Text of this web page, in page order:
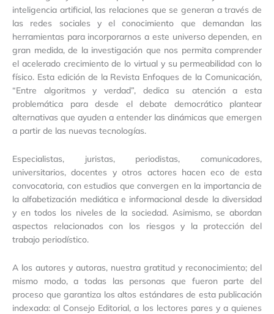
inteligencia artificial, las relaciones que se generan a través de
las redes sociales y el conocimiento que demandan las
herramientas para incorporarnos a este universo dependen, en
gran medida, de la investigación que nos permita comprender
el acelerado crecimiento de lo virtual y su permeabilidad con lo
físico. Esta edición de la Revista Enfoques de la Comunicación,
“Entre algoritmos y verdad”, dedica su atención a esta
problemática para desde el debate democrático plantear
alternativas que ayuden a entender las dinámicas que emergen
a partir de las nuevas tecnologías.
Especialistas, juristas, periodistas, comunicadores,
universitarios, docentes y otros actores hacen eco de esta
convocatoria, con estudios que convergen en la importancia de
la alfabetización mediática e informacional desde la diversidad
y en todos los niveles de la sociedad. Asimismo, se abordan
aspectos relacionados con los riesgos y la protección del
trabajo periodístico.
A los autores y autoras, nuestra gratitud y reconocimiento; del
mismo modo, a todas las personas que fueron parte del
proceso que garantiza los altos estándares de esta publicación
indexada: al Consejo Editorial, a los lectores pares y a quienes